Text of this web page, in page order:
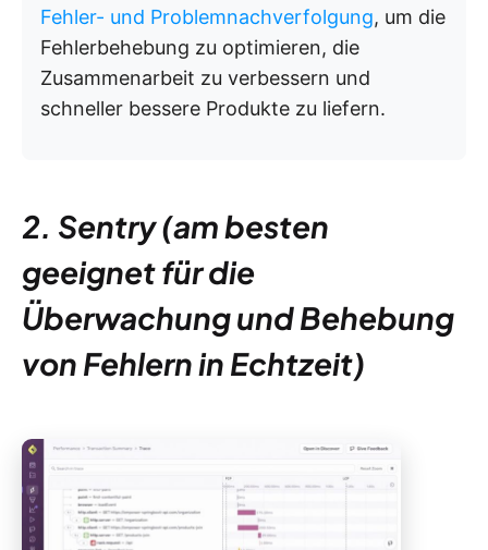
Fehler- und Problemnachverfolgung, um die
Fehlerbehebung zu optimieren, die
Zusammenarbeit zu verbessern und
schneller bessere Produkte zu liefern.
2. Sentry (am besten
geeignet für die
Überwachung und Behebung
von Fehlern in Echtzeit)